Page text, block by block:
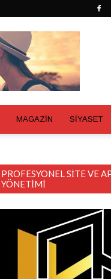
MAGAZİN SİYASET
PROFESYONEL SITE VE
YÖNETIMI